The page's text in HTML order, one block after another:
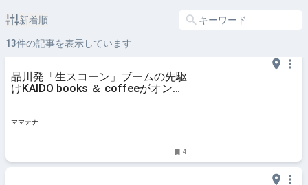
新着順
13件の記事を表示しています
品川発「生スコーン」ブームの先駆
けKAIDO books ＆ coffeeがオンラ
ママテナ
4